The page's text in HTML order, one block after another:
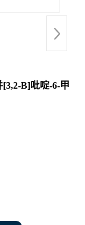
B]吡啶-6-甲